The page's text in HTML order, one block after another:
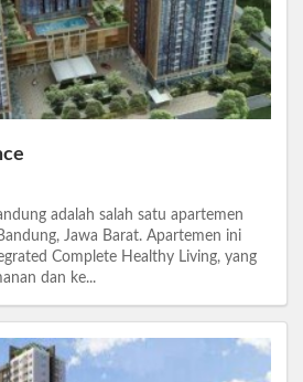
adalah salah satu apartemen
Jawa Barat. Apartemen ini
Complete Healthy Living, yang
dan ke...